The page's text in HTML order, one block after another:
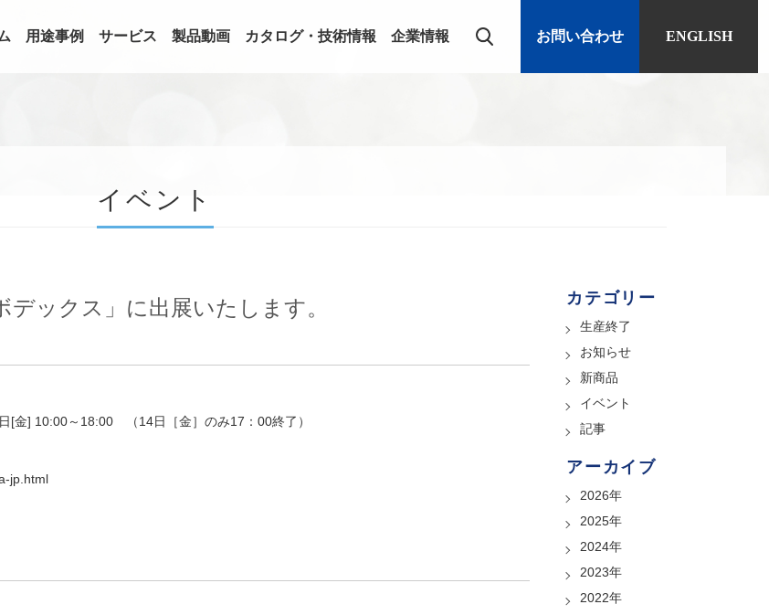
用途事例 サービス 製品動画 カタログ・技術情報 企業情報 お問い合わせ ENGLISH
イベント
デックス」に出展いたします。
[金] 10:00～18:00 （14日［金］のみ17：00終了）
jp.html
カテゴリー
生産終了
お知らせ
新商品
イベント
記事
アーカイブ
2026年
2025年
2024年
2023年
2022年